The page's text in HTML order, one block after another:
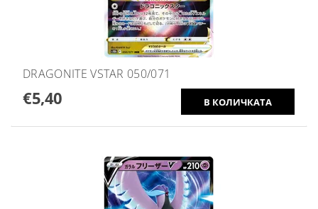
DRAGONITE VSTAR 050/071
€5,40